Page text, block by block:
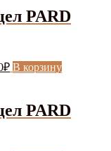
PARD
₽Текущая
цена:
В корзину
PARD